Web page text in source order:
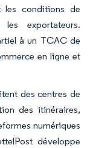
les conditions de
exportateurs.
à un TCAC de
en ligne et
des centres de
des itinéraires,
numériques
développe